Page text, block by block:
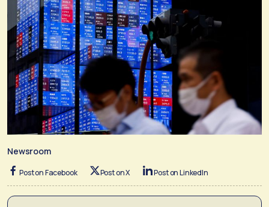
Newsroom
Post on Facebook Post on X Post on LinkedIn